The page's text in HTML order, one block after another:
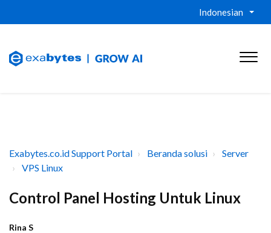
Indonesian
Exabytes.co.id Support Portal Beranda solusi
Server
VPS Linux
Control Panel Hosting Untuk Linux
Rina S